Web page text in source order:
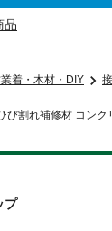
品
着・木材・DIY
び割れ補修材 コン
プ